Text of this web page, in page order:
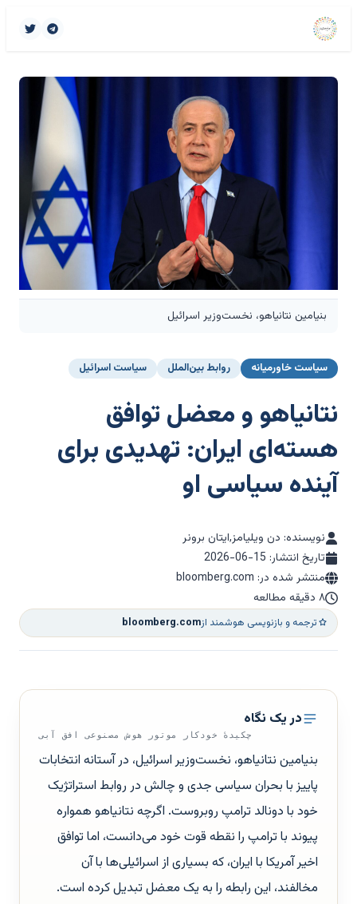
بنیامین نتانیاهو، نخست‌وزیر اسرائیل
سیاست خاورمیانه روابط بین‌الملل سیاست اسرائیل
نتانیاهو و معضل توافق
هسته‌ای ایران: تهدیدی برای
آینده سیاسی او
نویسنده: دن ویلیامز,ایتان برونر
تاریخ انتشار: 2026-06-15
منتشر شده در: bloomberg.com
۸ دقیقه مطالعه
ترجمه و بازنویسی هوشمند ازbloomberg.com
در یک نگاه
چکیدهٔ خودکار موتور هوش مصنوعی افق آبی
بنیامین نتانیاهو، نخست‌وزیر اسرائیل، در آستانه انتخابات
پاییز با بحران سیاسی جدی و چالش در روابط استراتژیک
خود با دونالد ترامپ روبروست. اگرچه نتانیاهو همواره
پیوند با ترامپ را نقطه قوت خود می‌دانست، اما توافق
اخیر آمریکا با ایران، که بسیاری از اسرائیلی‌ها با آن
مخالفند، این رابطه را به یک معضل تبدیل کرده است.